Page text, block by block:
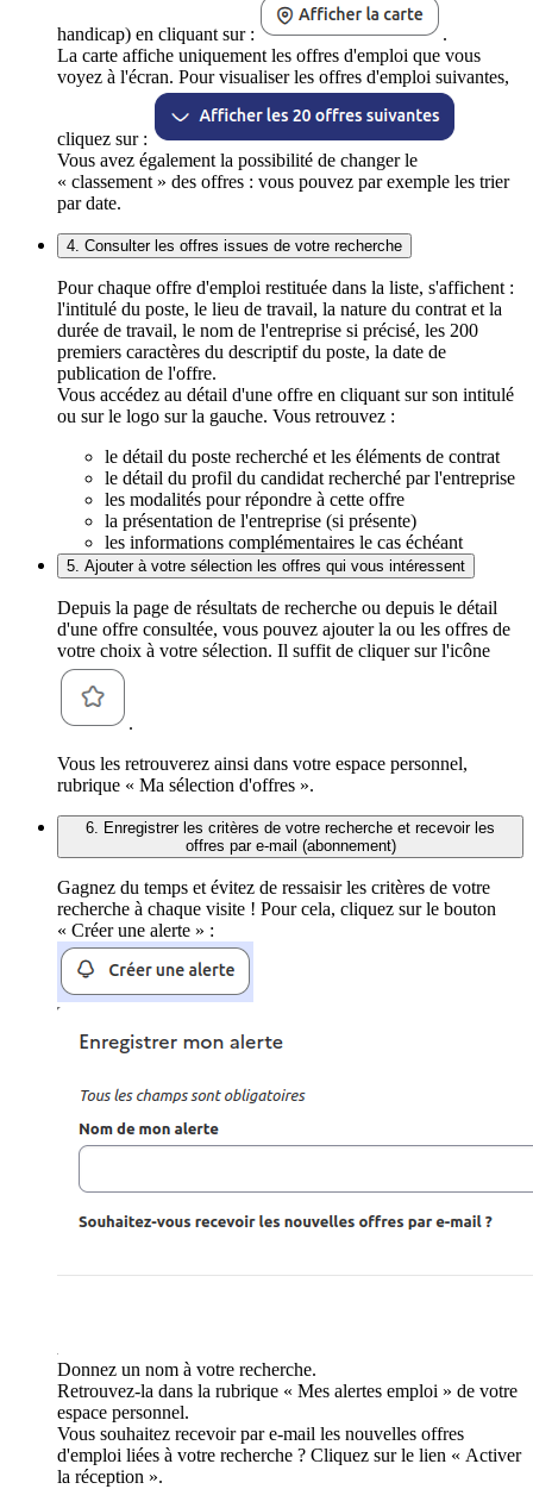
handicap) en cliquant sur :
.
La carte affiche uniquement les offres d'emploi que vous
voyez à l'écran. Pour visualiser les offres d'emploi suivantes,
cliquez sur :
Vous avez également la possibilité de changer le
« classement » des offres : vous pouvez par exemple les trier
par date.
4. Consulter les offres issues de votre recherche
Pour chaque offre d'emploi restituée dans la liste, s'affichent :
l'intitulé du poste, le lieu de travail, la nature du contrat et la
durée de travail, le nom de l'entreprise si précisé, les 200
premiers caractères du descriptif du poste, la date de
publication de l'offre.
Vous accédez au détail d'une offre en cliquant sur son intitulé
ou sur le logo sur la gauche. Vous retrouvez :
le détail du poste recherché et les éléments de contrat
le détail du profil du candidat recherché par l'entreprise
les modalités pour répondre à cette offre
la présentation de l'entreprise (si présente)
les informations complémentaires le cas échéant
5. Ajouter à votre sélection les offres qui vous intéressent
Depuis la page de résultats de recherche ou depuis le détail
d'une offre consultée, vous pouvez ajouter la ou les offres de
votre choix à votre sélection. Il suffit de cliquer sur l'icône
.
Vous les retrouverez ainsi dans votre espace personnel,
rubrique « Ma sélection d'offres ».
6. Enregistrer les critères de votre recherche et recevoir les
offres par e-mail (abonnement)
Gagnez du temps et évitez de ressaisir les critères de votre
recherche à chaque visite ! Pour cela, cliquez sur le bouton
« Créer une alerte » :
Donnez un nom à votre recherche.
Retrouvez-la dans la rubrique « Mes alertes emploi » de votre
espace personnel.
Vous souhaitez recevoir par e-mail les nouvelles offres
d'emploi liées à votre recherche ? Cliquez sur le lien « Activer
la réception ».